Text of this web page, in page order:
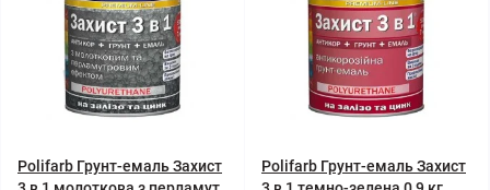
Polifarb Грунт-емаль Захист
Polifarb Грунт-емаль Захист